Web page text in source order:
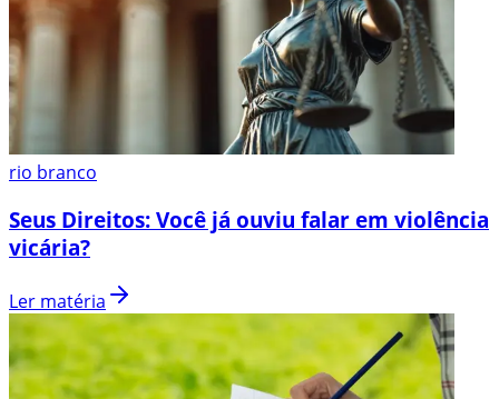
rio branco
Seus Direitos: Você já ouviu falar em violência
vicária?
Ler matéria